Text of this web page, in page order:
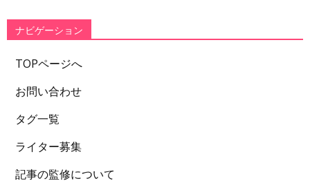
ー
ナビゲーション
TOPページへ
お問い合わせ
タグ一覧
ライター募集
記事の監修について